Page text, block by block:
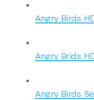
Angry Birds
Angry Brids
Angry Birds